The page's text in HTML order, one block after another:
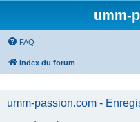
umm-
FAQ
Index du forum
umm-passion.com -